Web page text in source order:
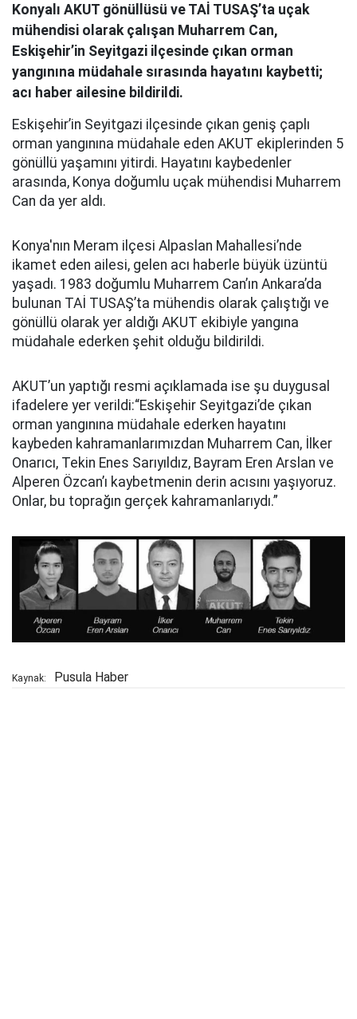
Konyalı AKUT gönüllüsü ve TAİ TUSAŞ’ta uçak
mühendisi olarak çalışan Muharrem Can,
Eskişehir’in Seyitgazi ilçesinde çıkan orman
yangınına müdahale sırasında hayatını kaybetti;
acı haber ailesine bildirildi.
Eskişehir’in Seyitgazi ilçesinde çıkan geniş çaplı
orman yangınına müdahale eden AKUT ekiplerinden 5
gönüllü yaşamını yitirdi. Hayatını kaybedenler
arasında, Konya doğumlu uçak mühendisi Muharrem
Can da yer aldı.
Konya'nın Meram ilçesi Alpaslan Mahallesi’nde
ikamet eden ailesi, gelen acı haberle büyük üzüntü
yaşadı. 1983 doğumlu Muharrem Can’ın Ankara’da
bulunan TAİ TUSAŞ’ta mühendis olarak çalıştığı ve
gönüllü olarak yer aldığı AKUT ekibiyle yangına
müdahale ederken şehit olduğu bildirildi.
AKUT’un yaptığı resmi açıklamada ise şu duygusal
ifadelere yer verildi:“Eskişehir Seyitgazi’de çıkan
orman yangınına müdahale ederken hayatını
kaybeden kahramanlarımızdan Muharrem Can, İlker
Onarıcı, Tekin Enes Sarıyıldız, Bayram Eren Arslan ve
Alperen Özcan’ı kaybetmenin derin acısını yaşıyoruz.
Onlar, bu toprağın gerçek kahramanlarıydı.”
Kaynak: Pusula Haber